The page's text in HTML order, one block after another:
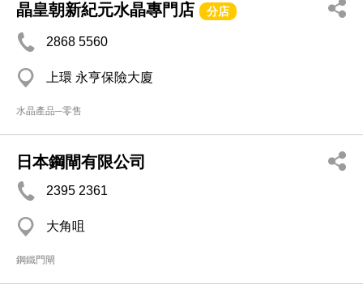
晶皇朝新紀元水晶專門店 分店
2868 5560
上環 永亨保險大廈
水晶產品─零售
日本鋼閘有限公司
2395 2361
大角咀
鋼鐵門閘